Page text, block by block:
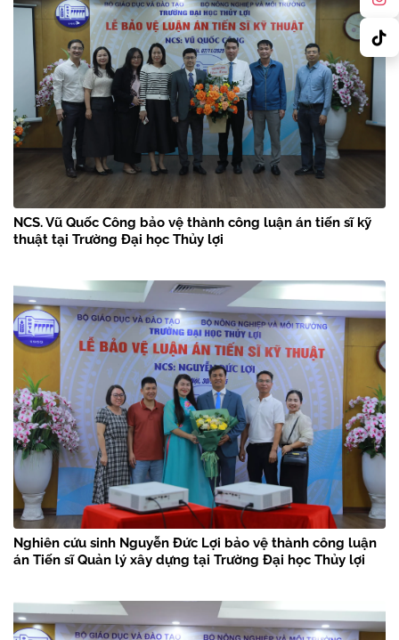
NCS. Vũ Quốc Công bảo vệ thành công luận án tiến sĩ kỹ
thuật tại Trường Đại học Thủy lợi
Nghiên cứu sinh Nguyễn Đức Lợi bảo vệ thành công luận
án Tiến sĩ Quản lý xây dựng tại Trường Đại học Thủy lợi